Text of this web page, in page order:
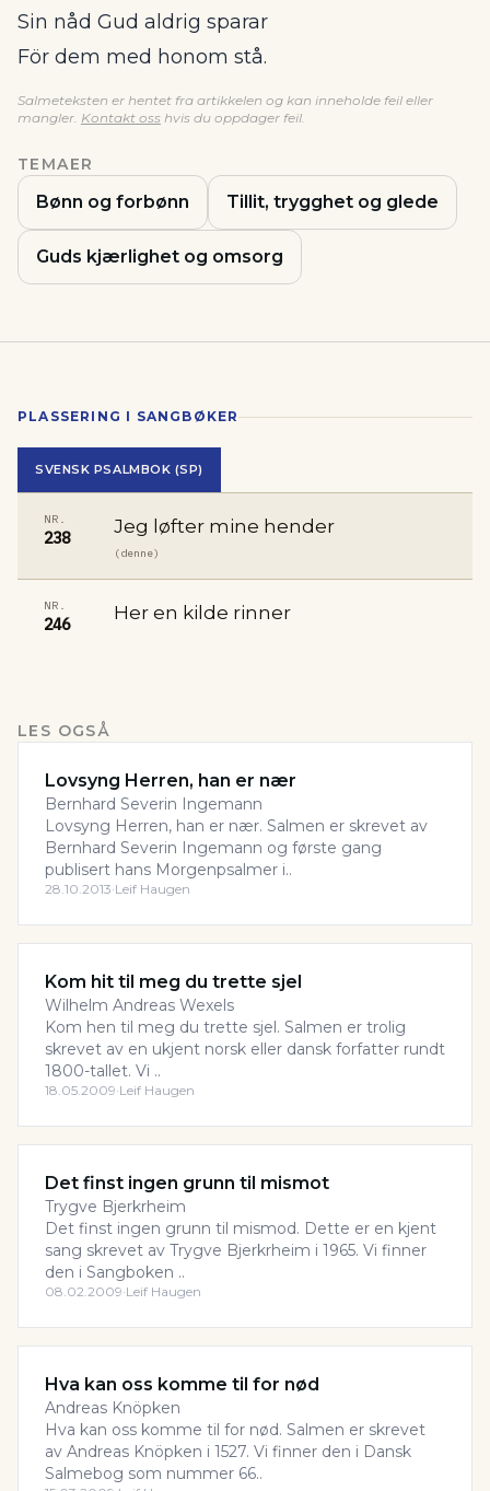
Sin nåd Gud aldrig sparar
För dem med honom stå.
Salmeteksten er hentet fra artikkelen og kan inneholde feil eller
mangler. Kontakt oss hvis du oppdager feil.
TEMAER
Bønn og forbønn Tillit, trygghet og glede
Guds kjærlighet og omsorg
PLASSERING I SANGBØKER
SVENSK PSALMBOK (SP)
NR.
238
Jeg løfter mine hender
(denne)
NR.
246
Her en kilde rinner
LES OGSÅ
Lovsyng Herren, han er nær
Bernhard Severin Ingemann
Lovsyng Herren, han er nær. Salmen er skrevet av
Bernhard Severin Ingemann og første gang
publisert hans Morgenpsalmer i..
28.10.2013·Leif Haugen
Kom hit til meg du trette sjel
Wilhelm Andreas Wexels
Kom hen til meg du trette sjel. Salmen er trolig
skrevet av en ukjent norsk eller dansk forfatter rundt
1800-tallet. Vi ..
18.05.2009·Leif Haugen
Det finst ingen grunn til mismot
Trygve Bjerkrheim
Det finst ingen grunn til mismod. Dette er en kjent
sang skrevet av Trygve Bjerkrheim i 1965. Vi finner
den i Sangboken ..
08.02.2009·Leif Haugen
Hva kan oss komme til for nød
Andreas Knöpken
Hva kan oss komme til for nød. Salmen er skrevet
av Andreas Knöpken i 1527. Vi finner den i Dansk
Salmebog som nummer 66..